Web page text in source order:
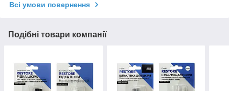
Всі умови повернення
Подібні товари компанії